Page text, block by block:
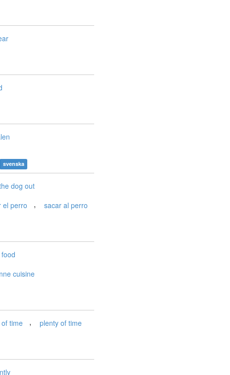
svenska
dog out
el perro , sacar al perro
cuisine
time , plenty of time